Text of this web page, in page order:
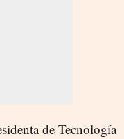
de Tecnología